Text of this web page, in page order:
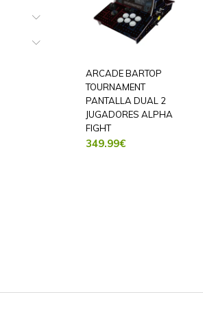
ARCADE BARTOP
TOURNAMENT
PANTALLA DUAL 2
JUGADORES ALPHA
FIGHT
349.99€